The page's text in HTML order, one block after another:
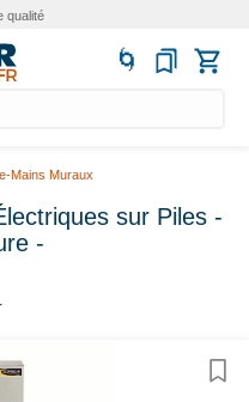
qualité
Mains Muraux
sur Piles -
-